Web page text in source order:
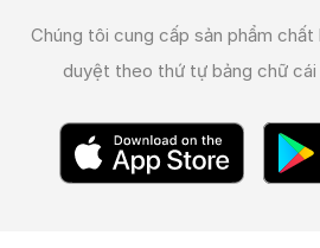
Chúng tôi cung cấp sản phẩm chất
duyệt theo thứ tự bảng chữ